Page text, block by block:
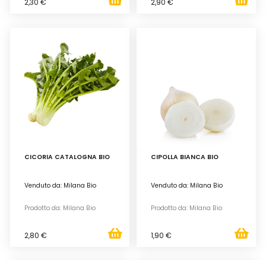
2,30 € 2,90 €
CICORIA CATALOGNA BIO
Venduto da: Milana Bio
Prodotto da: Milana Bio
2,80 €
CIPOLLA BIANCA BIO
Venduto da: Milana Bio
Prodotto da: Milana Bio
1,90 €